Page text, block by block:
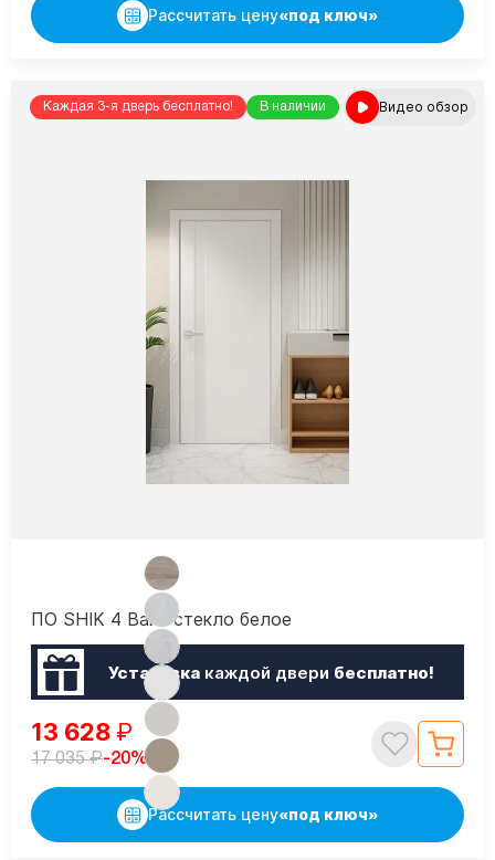
Рассчитать цену«под ключ»
Каждая 3-я дверь бесплатно! В наличии Видео обзор
ПО SHIK 4 Вайт стекло белое
Установкакаждой двери бесплатно!
13 628 ₽
17 035₽-20%
Рассчитать цену«под ключ»